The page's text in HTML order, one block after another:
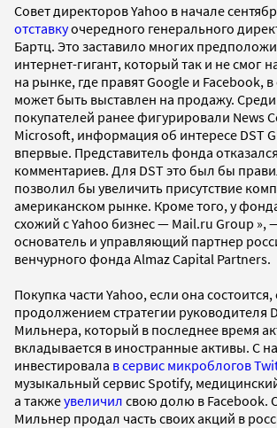
Совет директоров Yahoo в начале
отставкуочередного генерального
Бартц. Это заставило многих
интернет-гигант, который так и не смог
на рынке, где правят Google и Facebook,
может быть выставлен на продажу.
покупателей ранее фигурировали News
Microsoft, информация об интересе DST
впервые. Представитель фонда
комментариев. Для DST это был бы
позволил бы увеличить присутствие
американском рынке. Кроме того, у
схожий с Yahoo бизнес — Mail.ru Group »,
основатель и управляющий партнер
венчурного фонда Almaz Capital Partners.
Покупка части Yahoo, если она состоится,
продолжением стратегии руководителя
Мильнера, который в последнее время
вкладывается в иностранные активы. С
инвестировала в сервис микроблогов
музыкальный сервис Spotify,
а такжеувеличил свою долю в Facebook.
Мильнер продал часть своих акций в